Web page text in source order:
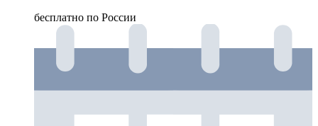
бесплатно по России